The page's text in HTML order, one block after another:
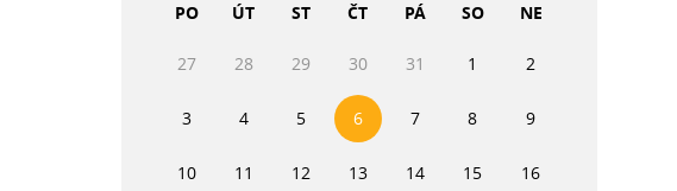
PO ÚT ST ČT PÁ SO NE
27 28 29 30 31 1 2
3 4 5 6 7 8 9
10 11 12 13 14 15 16